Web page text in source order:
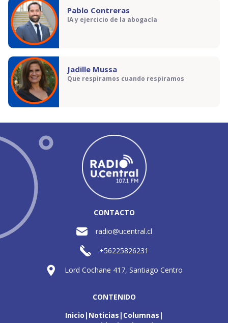
Pablo Contreras
IA y ejercicio de la abogacía
Jadille Mussa
Que respiramos cuando respiramos
CONTACTO
radio@ucentral.cl
+56225826231
Lord Cochane 417, Santiago Centro
CONTENIDO
Inicio Noticias Columnas